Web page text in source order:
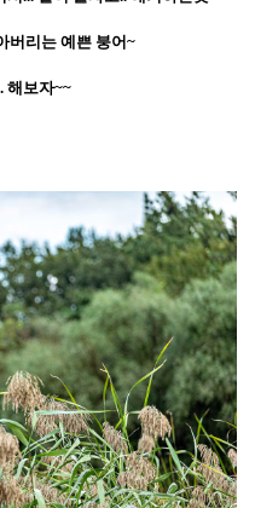
버리는 예쁜 붕어~
해보자~~